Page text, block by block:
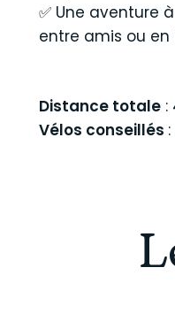
✅ Une aventure
entre amis ou
Distance totale :
Vélos conseillés